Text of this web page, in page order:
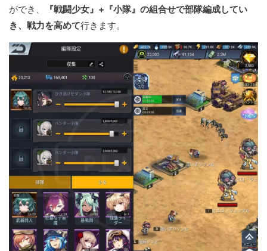
ができ、
『戦闘少女』+『小隊』の組合せで部隊編成してい
き、戦力を高めて行きます。